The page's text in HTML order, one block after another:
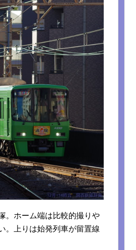
。ホーム端は比較的撮りや
。上りは始発列車が留置線